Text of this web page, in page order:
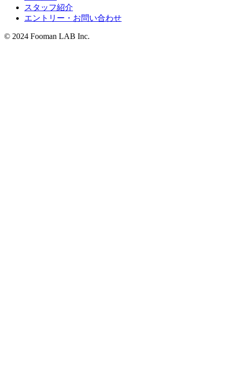
スタッフ紹介
エントリー・お問い合わせ
© 2024 Fooman LAB Inc.